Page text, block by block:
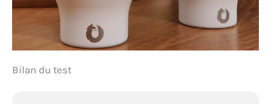
Bilan du test